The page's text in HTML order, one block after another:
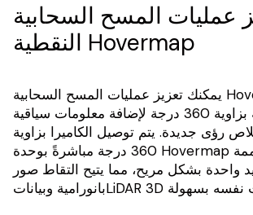
عمليات المسح السحابية
النقطية Hovermap
يمكنك تعزيز عمليات المسح السحابية Hovermap باستخدام
صور بانورامية بزاوية 360 درجة لإضافة معلومات سياقية
رؤى جديدة. يتم توصيل الكاميرا بزاوية
360 درجة مباشرةً بوحدة Hovermap وهي مصممة
واحدة بشكل مريح، مما يتيح التقاط صور